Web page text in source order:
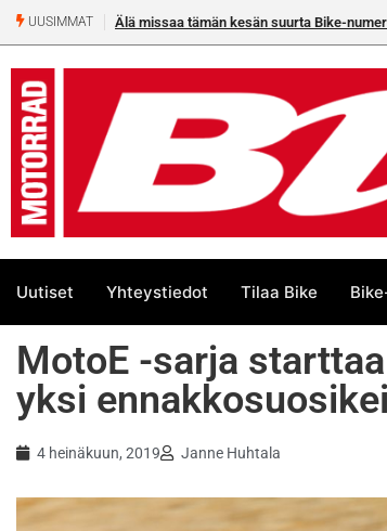
UUSIMMAT
Bike-numeroa! Heikkilä kymmenes 250cc EM-
Uutiset Yhteystiedot Tilaa Bike
MotoE -sarja
yksi
4 heinäkuun, 2019 Janne Huhtala